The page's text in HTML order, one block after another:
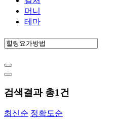
머니
테마
검색결과 총1건
최신순 정확도순